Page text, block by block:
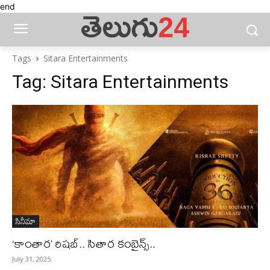
end
Tags Sitara Entertainments
Tag: Sitara Entertainments
సినీమా
‘కాంతార’ రిషబ్​.. సితార కంబైన్స్​..
July 31, 2025